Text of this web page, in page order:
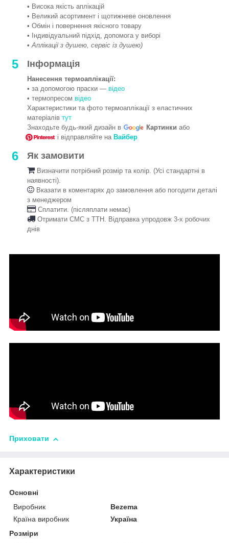
• Висока якість аплікацій
• Великий асортимент і щотижневе оновлення
• Обмін і повернення якісного товару
• Індивідуальний підхід, допомога у виборі
•Аплікації з душею, сервіс із душею)
5 Інформація
Нанесення термоаплікації:
• за допомогою праски — відео
• термопресом відео
Характеристики та фото термоаплікації з еластичних
матеріалів тут
Знаходьте будь-який дизайн в
Картинки або
і відправляйте на Вайбер
6 Як замовити
Визначити потрібний розмір та колір. (Усі стандартні в
наявності).
Вказати в коментарях до замовлення або погодити деталі
з менеджером
Сплатити. (післяплати немає)
Отримати СМС з ТТН. Відправка упродовж 3-х робочих
днів
Приховати
Характеристики
Основні
Виробник
Bezema
Країна виробник
Україна
Розміри